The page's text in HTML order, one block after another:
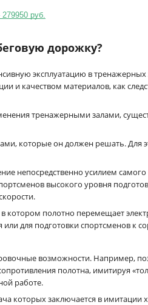
руб.
дорожку?
эксплуатацию в
и качеством материалов, как
тренажерными залами,
которые он должен решать. Для
непосредственно усилием самого
высокого уровня
полотно перемещает
для подготовки спортсменов к
возможности. Например,
полотна, имитируя
работе.
которых заключается в имитации